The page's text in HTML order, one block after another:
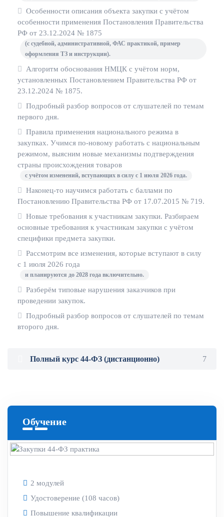
Особенности описания объекта закупки с учётом
особенности применения Постановления Правительства
РФ от 23.12.2024 № 1875
(с судебной, административной, ФАС практикой, пример
оформления ТЗ и инструкции).
Алгоритм обоснования НМЦК с учётом норм,
установленных Постановлением Правительства РФ от
23.12.2024 № 1875.
Подробный разбор вопросов от слушателей по темам
первого дня.
Правила применения национального режима в
закупках. Учимся по-новому работать с национальным
режимом, выясним новые механизмы подтверждения
страны происхождения товаров
с учётом изменений, вступающих в силу с 1 июля 2026 года.
Наконец-то научимся работать с баллами по
Постановлению Правительства РФ от 17.07.2015 № 719.
Новые требования к участникам закупки. Разбираем
основные требования к участникам закупки с учётом
специфики предмета закупки.
Рассмотрим все изменения, которые вступают в силу
с 1 июля 2026 года
и планируются до 2028 года включительно.
Разберём типовые нарушения заказчиков при
проведении закупок.
Подробный разбор вопросов от слушателей по темам
второго дня.
Полный курс 44-ФЗ (дистанционно) 7
Обучение
2 модулей
Удостоверение (108 часов)
Повышение квалификации